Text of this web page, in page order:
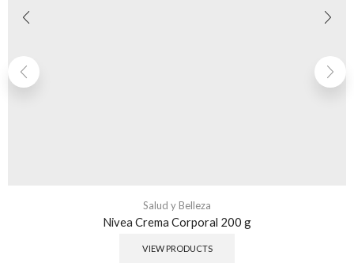
Salud y Belleza
Nivea Crema Corporal 200 g
VIEW PRODUCTS